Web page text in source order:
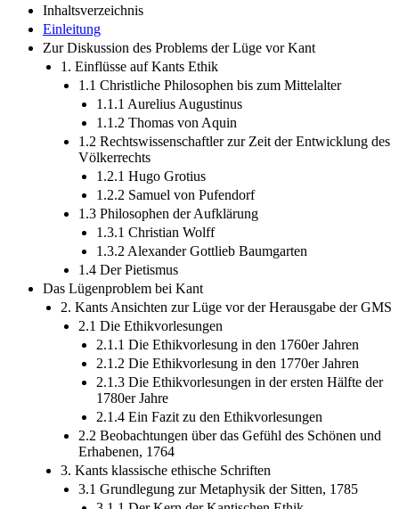
Inhaltsverzeichnis
Einleitung
Zur Diskussion des Problems der Lüge vor Kant
1. Einflüsse auf Kants Ethik
1.1 Christliche Philosophen bis zum Mittelalter
1.1.1 Aurelius Augustinus
1.1.2 Thomas von Aquin
1.2 Rechtswissenschaftler zur Zeit der Entwicklung des
Völkerrechts
1.2.1 Hugo Grotius
1.2.2 Samuel von Pufendorf
1.3 Philosophen der Aufklärung
1.3.1 Christian Wolff
1.3.2 Alexander Gottlieb Baumgarten
1.4 Der Pietismus
Das Lügenproblem bei Kant
2. Kants Ansichten zur Lüge vor der Herausgabe der GMS
2.1 Die Ethikvorlesungen
2.1.1 Die Ethikvorlesung in den 1760er Jahren
2.1.2 Die Ethikvorlesung in den 1770er Jahren
2.1.3 Die Ethikvorlesungen in der ersten Hälfte der
1780er Jahre
2.1.4 Ein Fazit zu den Ethikvorlesungen
2.2 Beobachtungen über das Gefühl des Schönen und
Erhabenen, 1764
3. Kants klassische ethische Schriften
3.1 Grundlegung zur Metaphysik der Sitten, 1785